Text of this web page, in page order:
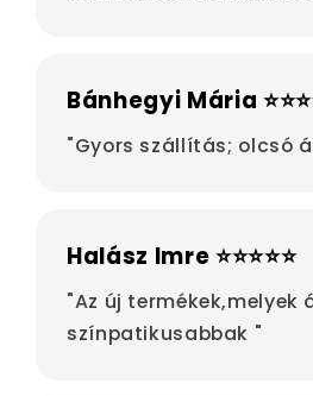
Bánhegyi Mária
"Gyors szállítás; olcsó
Halász Imre ⭐⭐⭐⭐⭐
"Az új termékek,melyek
színpatikusabbak "